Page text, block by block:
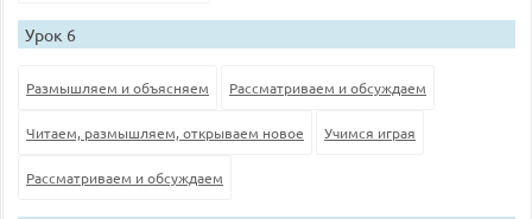
Урок 6
Размышляем и объясняем Рассматриваем и обсуждаем
Читаем, размышляем, открываем новое Учимся играя
Рассматриваем и обсуждаем